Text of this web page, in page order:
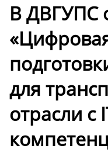
В ДВГУПС
для
отрасли с